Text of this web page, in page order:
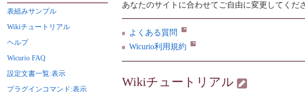
あなたのサイトに合わせてご自由に変更してくだ
よくある質問
Wicurio利用規約
Wikiチュートリアル
表組みサンプル
Wikiチュートリアル
ヘルプ
Wicurio FAQ
設定文書一覧:表示
プラグインコマンド:表示